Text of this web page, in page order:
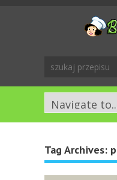
Tag Archives: